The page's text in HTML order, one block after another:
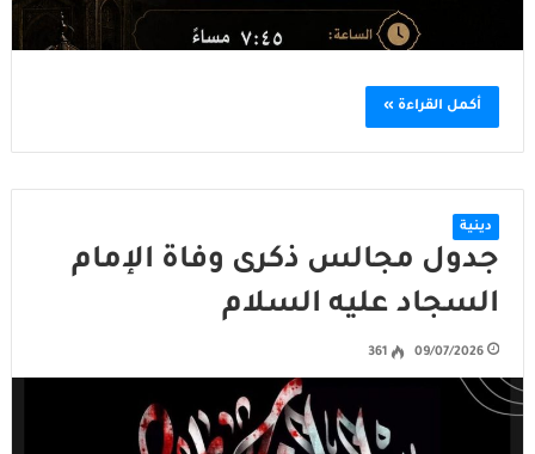
أكمل القراءة »
دينية
جدول مجالس ذكرى وفاة الإمام
السجاد عليه السلام
09/07/2026
361